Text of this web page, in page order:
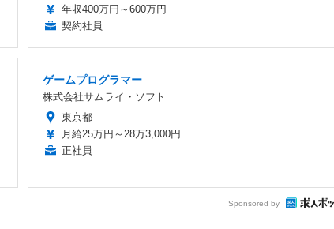
年収400万円～600万円
契約社員
ゲームプログラマー
株式会社サムライ・ソフト
東京都
月給25万円～28万3,000円
正社員
Sponsored by